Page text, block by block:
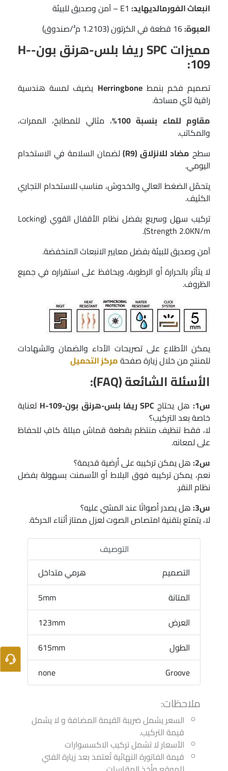
انبعاث الفورمالديهايد:
العبوة:
مميزات SPC ريفا بلس-هرنق بون-H-
109:
تصميم فخم بنمطHerringbone يضيف لمسة هندسية
راقية لأي مساحة.
مقاوم للماء بنسبة 100%
، مثالي للمطابخ، الممرات،
والمكاتب.
سطح مضاد للانزلاق (R9)
لضمان السلامة في الاستخدام
اليومي.
يتحمّل الضغط العالي والخدوش، مناسب للاستخدام التجاري
الكثيف.
تركيب سهل وسريع بفضل نظام الأقفال القوي (Locking
Strength 2.0KN/m).
آمن وصديق للبيئة بفضل معايير الانبعاث المنخفضة.
لا يتأثر بالحرارة أو الرطوبة، ويحافظ على استقراره في جميع
الظروف.
يمكن الأطلاع على تصريحات الأداء والضمان والشهادات
للمنتج من خلال زيارة صفحةمركز التحميل
الأسئلة الشائعة (FAQ):
س1: هل يحتاج SPC ريفا بلس-هرنق بون-H-109
لعناية
خاصة بعد التركيب؟
لا، فقط تنظيف منتظم بقطعة قماش مبللة كافٍ للحفاظ
على لمعانه.
س2: هل يمكن تركيبه على أرضية قديمة؟
نعم، يمكن تركيبه فوق البلاط أو الأسمنت بسهولة بفضل
نظام النقر.
س3: هل يصدر أصواتًا عند المشي عليه؟
لا، يتمتع بتقنية امتصاص الصوت لعزل ممتاز أثناء الحركة.
التوصيف
التصميم
هرمي متداخل
المتانة
5mm
العرض
123mm
الطول
615mm
Groove
none
ملاحظات:
السعر يشمل ضريبة القيمة المضافة و لا يشمل
قيمة التركيب.
الأسعار لا تشمل تركيب الاكسسوارات
قيمة الفاتورة النهائية تُعتمد بعد زيارة الفني